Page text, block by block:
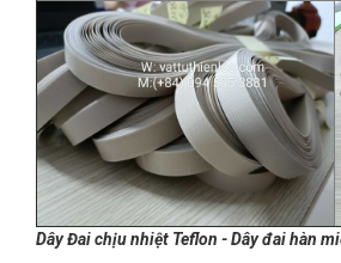
Dây Đai chịu nhiệt Teflon - Dây đai hàn